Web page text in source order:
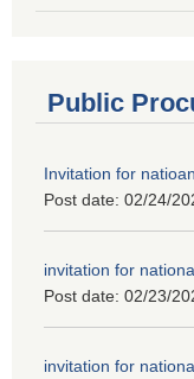
Public
Invitation for
Post date: 02/24/
invitation for
Post date: 02/23/
invitation for